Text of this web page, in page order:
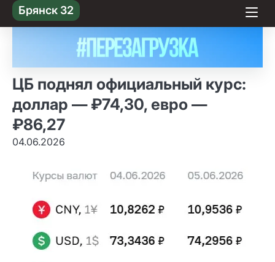
Skip
to content
Брянск 32
ЦБ поднял официальный курс:
доллар — ₽74,30, евро —
₽86,27
04.06.2026